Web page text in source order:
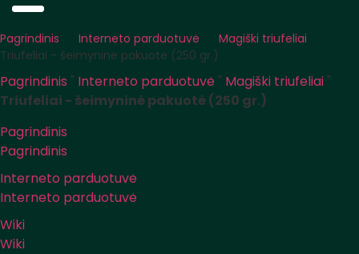
Pagrindinis Interneto parduotuvė
Magiški triufeliai
Triufeliai - šeimyninė pakuotė (250 gr.)
Pagrindinis " Interneto parduotuvė " Magiški triufeliai "
Triufeliai - šeimyninė pakuotė (250 gr.)
Pagrindinis
Pagrindinis
Interneto parduotuvė
Interneto parduotuvė
Wiki
Wiki